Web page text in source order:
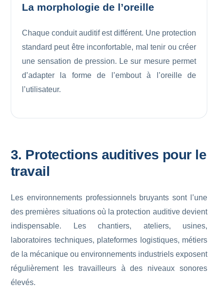
La morphologie de l’oreille
Chaque conduit auditif est différent. Une protection
standard peut être inconfortable, mal tenir ou créer
une sensation de pression. Le sur mesure permet
d’adapter la forme de l’embout à l’oreille de
l’utilisateur.
3. Protections auditives pour le
travail
Les environnements professionnels bruyants sont l’une
des premières situations où la protection auditive devient
indispensable. Les chantiers, ateliers, usines,
laboratoires techniques, plateformes logistiques, métiers
de la mécanique ou environnements industriels exposent
régulièrement les travailleurs à des niveaux sonores
élevés.